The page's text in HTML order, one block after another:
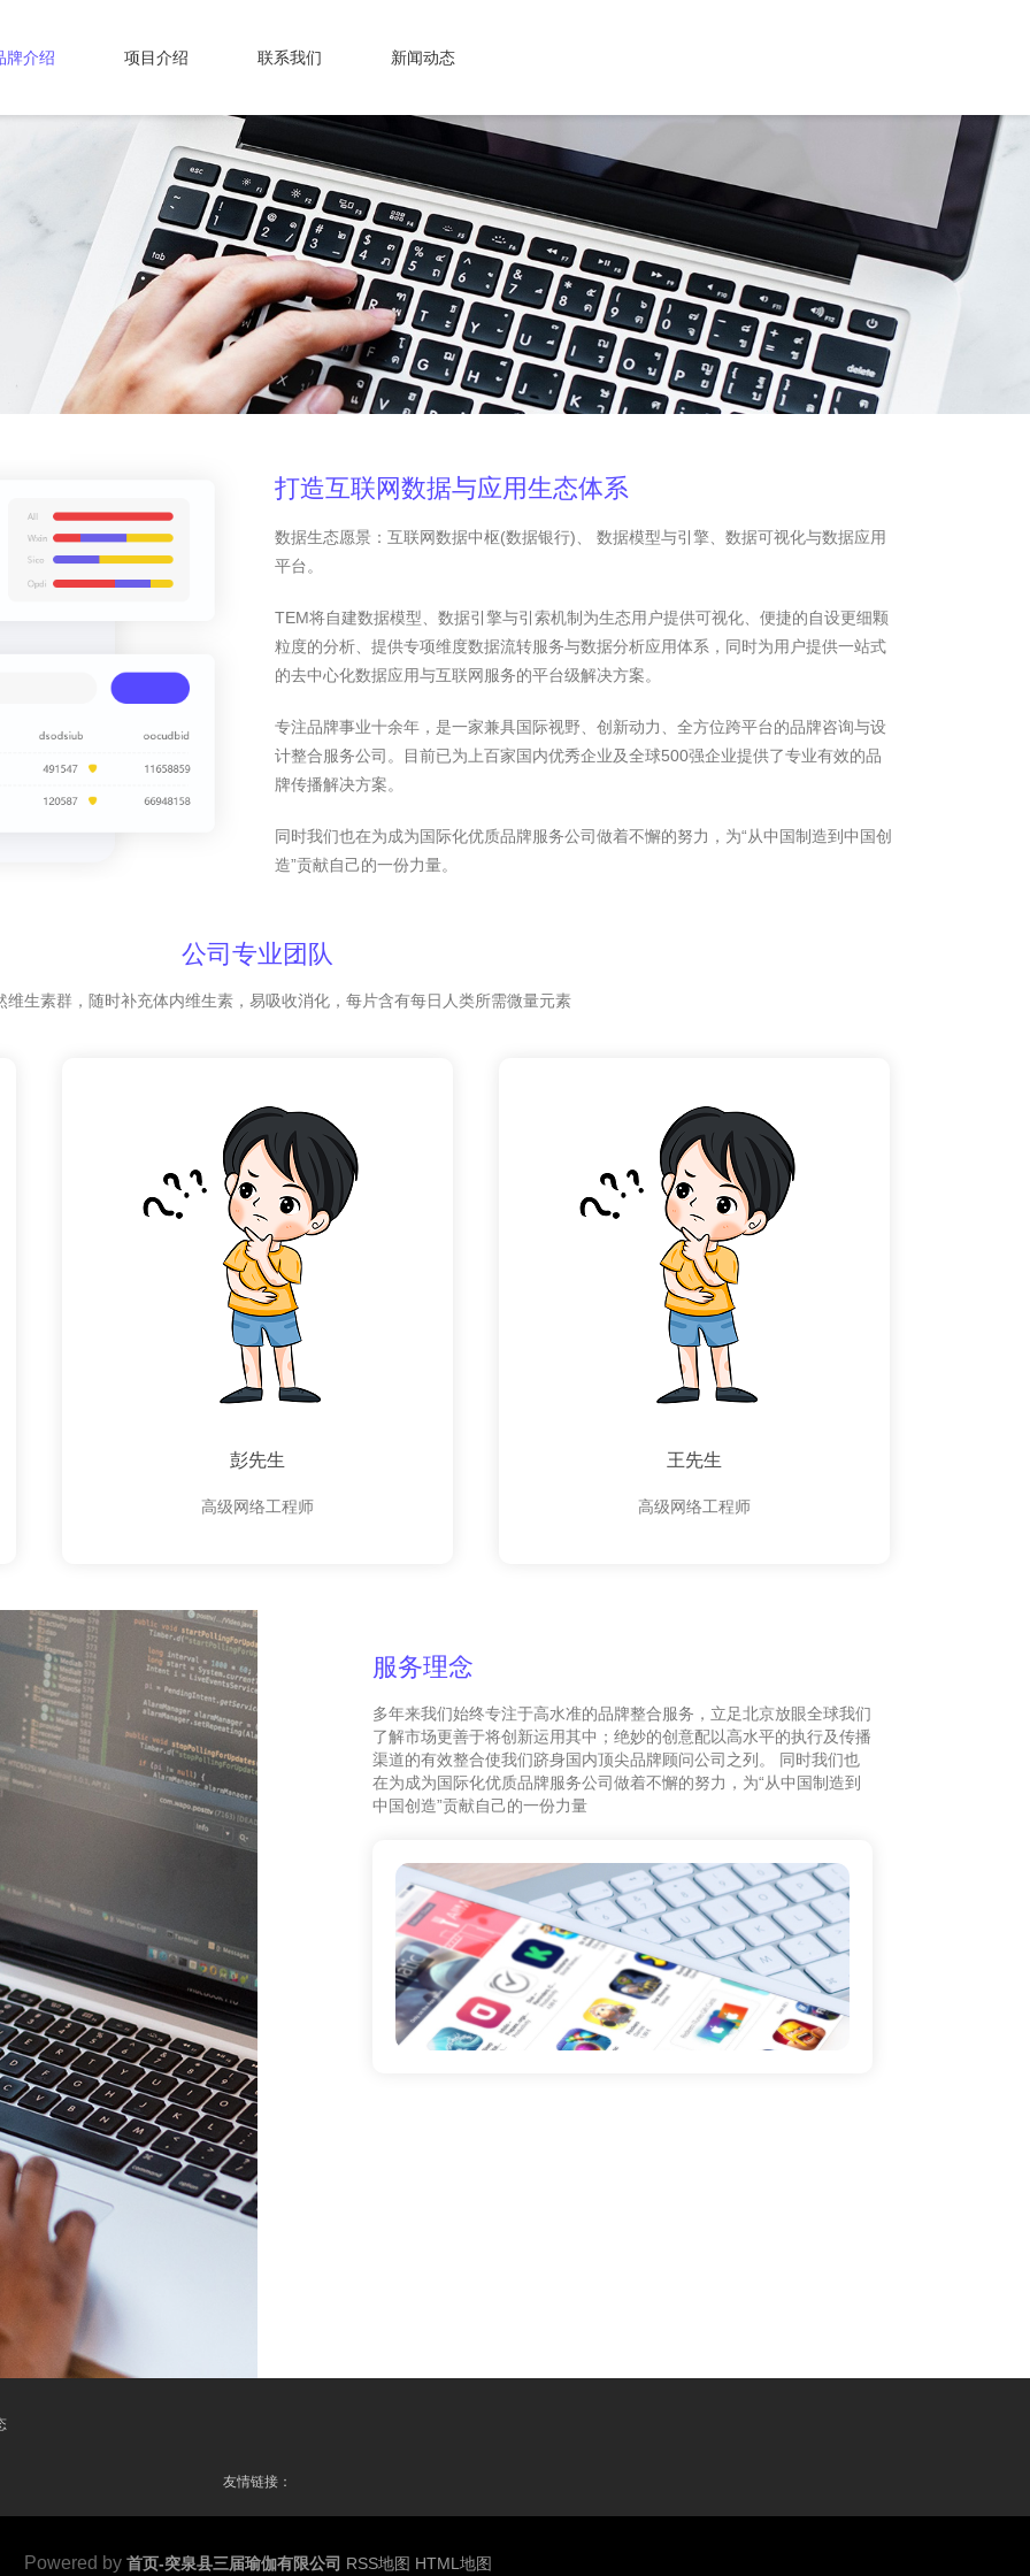
牌介绍 项目介绍 联系我们 新闻动态
打造互联网数据与应用生态体系
数据生态愿景：互联网数据中枢(数据银行)、 数据模型与引擎、数据可视化与数据应用
平台。
TEM将自建数据模型、数据引擎与引索机制为生态用户提供可视化、便捷的自设更细颗
粒度的分析、提供专项维度数据流转服务与数据分析应用体系，同时为用户提供一站式
的去中心化数据应用与互联网服务的平台级解决方案。
专注品牌事业十余年，是一家兼具国际视野、创新动力、全方位跨平台的品牌咨询与设
计整合服务公司。目前已为上百家国内优秀企业及全球500强企业提供了专业有效的品
牌传播解决方案。
同时我们也在为成为国际化优质品牌服务公司做着不懈的努力，为“从中国制造到中国创
造”贡献自己的一份力量。
公司专业团队
维生素群，随时补充体内维生素，易吸收消化，每片含有每日人类所需微量元素
彭先生
高级网络工程师
王先生
高级网络工程师
服务理念
多年来我们始终专注于高水准的品牌整合服务，立足北京放眼全球我们
了解市场更善于将创新运用其中；绝妙的创意配以高水平的执行及传播
渠道的有效整合使我们跻身国内顶尖品牌顾问公司之列。 同时我们也
在为成为国际化优质品牌服务公司做着不懈的努力，为“从中国制造到
中国创造”贡献自己的一份力量
友情链接：
Powered by 首页-突泉县三届瑜伽有限公司 RSS地图 HTML地图